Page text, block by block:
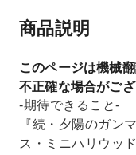
商品説明
このページは機械
不正確な場合がござ
-期待できること-
『続・夕陽のガン
ス・ミニハリウッ